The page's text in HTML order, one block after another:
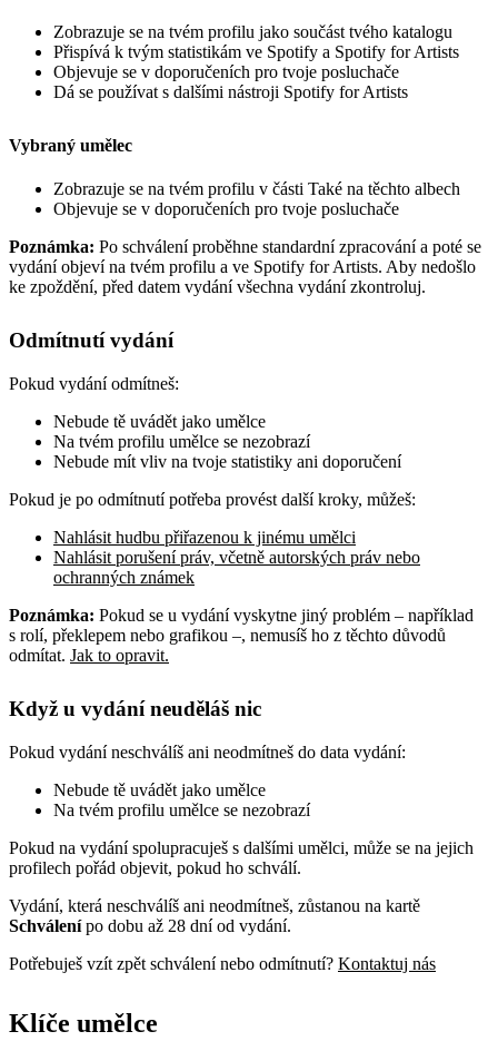
Zobrazuje se na tvém profilu jako součást tvého katalogu
Přispívá k tvým statistikám ve Spotify a Spotify for Artists
Objevuje se v doporučeních pro tvoje posluchače
Dá se používat s dalšími nástroji Spotify for Artists
Vybraný umělec
Zobrazuje se na tvém profilu v části Také na těchto albech
Objevuje se v doporučeních pro tvoje posluchače
Poznámka: Po schválení proběhne standardní zpracování a poté se
vydání objeví na tvém profilu a ve Spotify for Artists. Aby nedošlo
ke zpoždění, před datem vydání všechna vydání zkontroluj.
Odmítnutí vydání
Pokud vydání odmítneš:
Nebude tě uvádět jako umělce
Na tvém profilu umělce se nezobrazí
Nebude mít vliv na tvoje statistiky ani doporučení
Pokud je po odmítnutí potřeba provést další kroky, můžeš:
Nahlásit hudbu přiřazenou k jinému umělci
Nahlásit porušení práv, včetně autorských práv nebo
ochranných známek
Poznámka: Pokud se u vydání vyskytne jiný problém – například
s rolí, překlepem nebo grafikou –, nemusíš ho z těchto důvodů
odmítat. Jak to opravit.
Když u vydání neuděláš nic
Pokud vydání neschválíš ani neodmítneš do data vydání:
Nebude tě uvádět jako umělce
Na tvém profilu umělce se nezobrazí
Pokud na vydání spolupracuješ s dalšími umělci, může se na jejich
profilech pořád objevit, pokud ho schválí.
Vydání, která neschválíš ani neodmítneš, zůstanou na kartě
Schválenípo dobu až 28 dní od vydání.
Potřebuješ vzít zpět schválení nebo odmítnutí? Kontaktuj nás
Klíče umělce